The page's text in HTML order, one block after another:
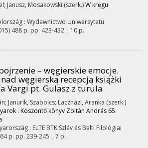
Janusz, Mosakowski (szerk.)W kręgu
: Wydawnictwo Uniwersytetu
488 p. pp. 423-432. , 10 p.
– węgierskie emocje.
nad węgierską recepcją książki
Vargi pt. Gulasz z turula
Janurik, Szabolcs; Laczházi, Aranka (szerk.)
: Köszöntő könyv Zoltán András 65.
: ELTE BTK Szláv és Balti Filológiai
p. pp. 239-245. , 7 p.